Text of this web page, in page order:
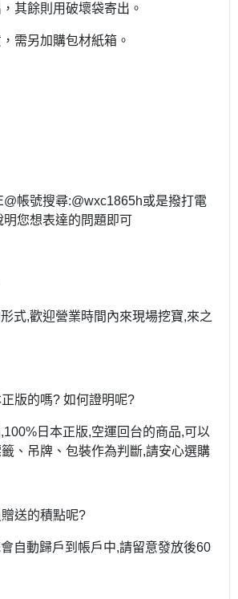
其餘則用破壞袋寄出。
需另加購包材紙箱。
帳號搜尋:@wxc1865h或是撥打電
您想表達的問題即可
式,歡迎營業時間內來現場挖寶,來之
版的嗎? 如何證明呢?
日本正版,空運回台的商品,可以
、吊牌、包裝作為判斷,請安心選購
送的積點呢?
自動歸戶到帳戶中,請留意發放後60